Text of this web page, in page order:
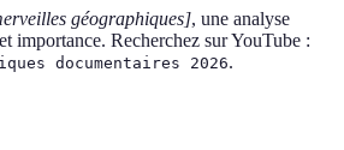
géographiques], une analyse
importance. Recherchez sur YouTube :
documentaires 2026.